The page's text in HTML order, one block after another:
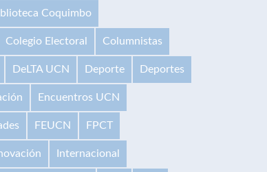
Coquimbo
Colegio Electoral Columnistas
DeLTA UCN Deporte Deportes
Encuentros UCN
FEUCN FPCT
Internacional